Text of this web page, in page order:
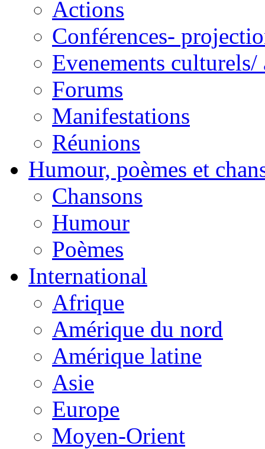
Actions
Conférences-
Evenements culturels/
Forums
Manifestations
Réunions
Humour, poèmes et
Chansons
Humour
Poèmes
International
Afrique
Amérique du nord
Amérique latine
Asie
Europe
Moyen-Orient